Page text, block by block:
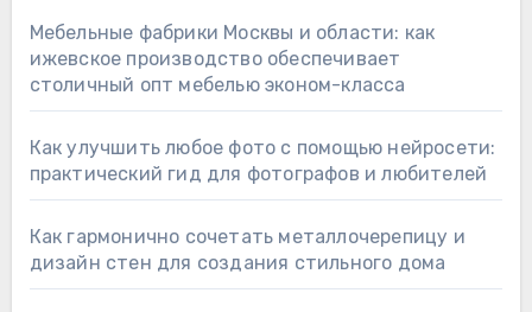
Мебельные фабрики Москвы и области: как
ижевское производство обеспечивает
столичный опт мебелью эконом-класса
Как улучшить любое фото с помощью нейросети:
практический гид для фотографов и любителей
Как гармонично сочетать металлочерепицу и
дизайн стен для создания стильного дома